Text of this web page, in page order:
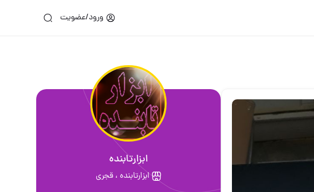
ورود/عضویت
ابزارتابنده
ابزارتابنده ، قجری